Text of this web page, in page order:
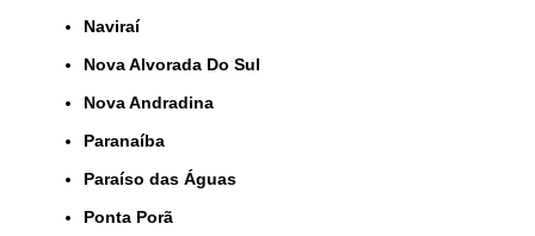
Naviraí
Nova Alvorada Do Sul
Nova Andradina
Paranaíba
Paraíso das Águas
Ponta Porã